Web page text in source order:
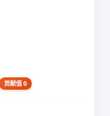
贡献值 0